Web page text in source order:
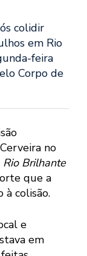
colidir
em Rio
feira
Corpo de
no
Rio Brilhante
que a
à colisão.
e
em